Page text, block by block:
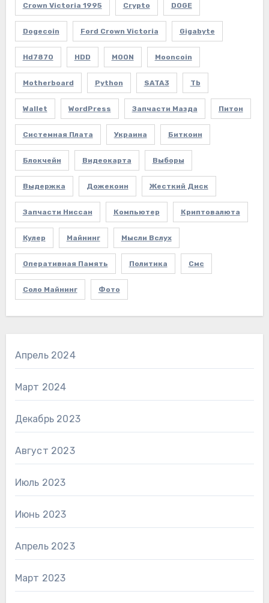
Crown Victoria 1995 Crypto DOGE
Dogecoin Ford Crown Victoria Gigabyte
Hd7870 HDD MOON Mooncoin
Motherboard Python SATA3 Tb
Wallet WordPress Запчасти Мазда Питон
Системная Плата Украина Биткоин
Блокчейн Видеокарта Выборы
Выдержка Дожекоин Жесткий Диск
Запчасти Ниссан Компьютер Криптовалюта
Кулер Майнинг Мысли Вслух
Оперативная Память Политика Смс
Соло Майнинг Фото
Апрель 2024
Март 2024
Декабрь 2023
Август 2023
Июль 2023
Июнь 2023
Апрель 2023
Март 2023